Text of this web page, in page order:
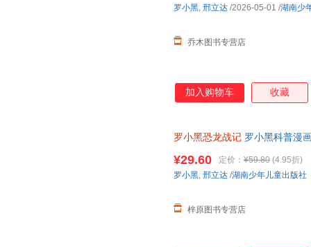
乔木图书专营店
罗小黑, 邢立达 /2026-05-01 /湖南少
加入购物车 收藏
罗小黑恐龙战记 罗小黑科普漫
¥29.60 定价： ¥59.80 (4.95折)
梓原图书专营店
罗小黑, 邢立达 /湖南少年儿童出版社